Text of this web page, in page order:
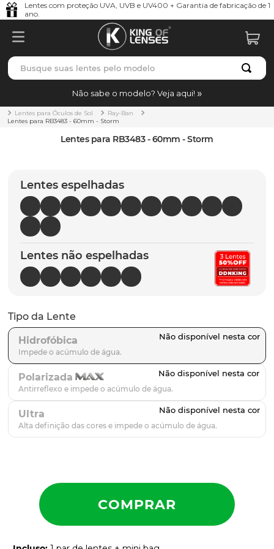
Lentes com proteção UVA, UVB e UV400 + Garantia de fabricação de 1
ano.
Busque suas lentes pelo modelo
Não sabe o modelo? Veja aqui!
Lentes para Óculos de Sol
Ray-Ban
Lentes para RB3483 - 60mm - Storm
Lentes para RB3483 - 60mm - Storm
Lentes espelhadas
Lentes não espelhadas
Tipo da Lente
Hidrofóbica
Polarizada
Ultra
TERMOS MAIS BUSCADOS
1º borrachas
holbrook
5º chaves
6º t-shock
7º gasket
8º parafusos
9º latch